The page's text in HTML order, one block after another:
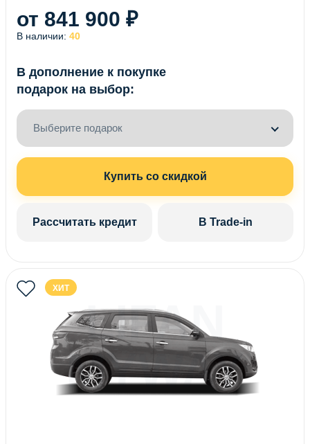
от 841 900 ₽
В наличии: 40
В дополнение к покупке
подарок на выбор:
Выберите подарок
Купить со скидкой
Рассчитать кредит В Trade-in
ХИТ
LIFAN
MYWAY